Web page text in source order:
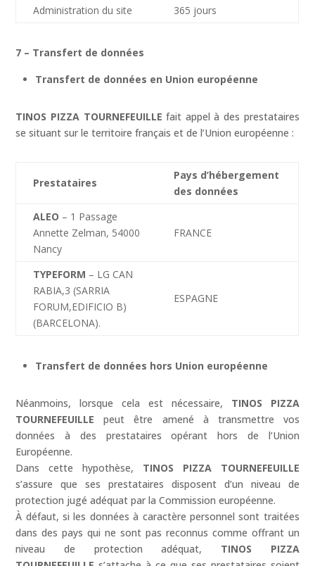
Administration du site
365 jours
7 – Transfert de données
Transfert de données en Union européenne
TINOS PIZZA TOURNEFEUILLE fait appel à des prestataires
se situant sur le territoire français et de l’Union européenne :
Prestataires
Pays d’hébergement
des données
ALEO – 1 Passage
Annette Zelman, 54000
Nancy
FRANCE
TYPEFORM – LG CAN
RABIA,3 (SARRIA
FORUM,EDIFICIO B)
(BARCELONA).
ESPAGNE
Transfert de données hors Union européenne
Néanmoins, lorsque cela est nécessaire, TINOS PIZZA
TOURNEFEUILLE peut être amené à transmettre vos
données à des prestataires opérant hors de l’Union
Européenne.
Dans cette hypothèse, TINOS PIZZA TOURNEFEUILLE
s’assure que ses prestataires disposent d’un niveau de
protection jugé adéquat par la Commission européenne.
À défaut, si les données à caractère personnel sont traitées
dans des pays qui ne sont pas reconnus comme offrant un
niveau de protection adéquat, TINOS PIZZA